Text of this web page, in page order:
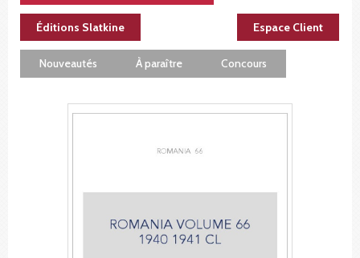
Éditions Slatkine Espace Client
Nouveautés À paraître Concours